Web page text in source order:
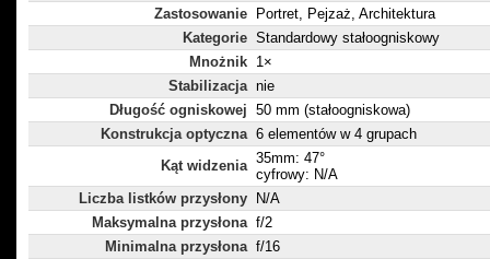
Zastosowanie
Portret, Pejzaż, Architektura
Kategorie Standardowy stałoogniskowy
Mnożnik 1×
Stabilizacja nie
Długość ogniskowej 50 mm (stałoogniskowa)
Konstrukcja optyczna 6 elementów w 4 grupach
Kąt widzenia 35mm: 47°
cyfrowy: N/A
Liczba listków przysłony
N/A
Maksymalna przysłona f/2
Minimalna przysłona f/16